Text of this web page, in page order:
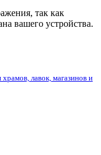
так как
вашего устройства.
храмов, лавок, магазинов и